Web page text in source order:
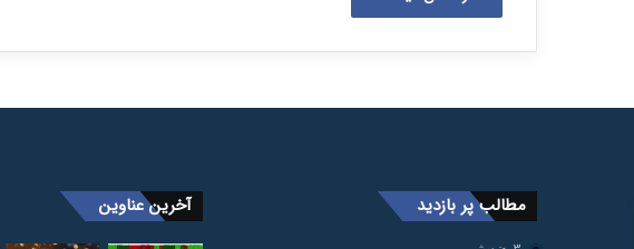
مطالب پر بازدید آخرین عناوین